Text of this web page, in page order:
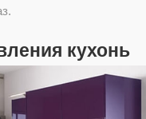
кухонь